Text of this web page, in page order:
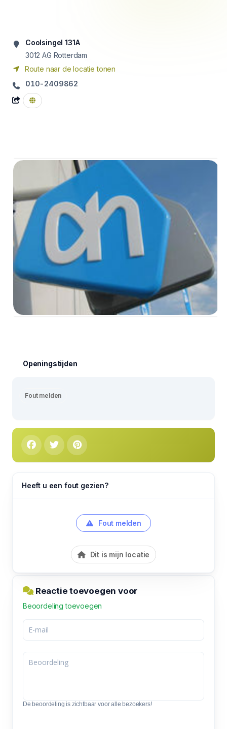
Coolsingel 131A
3012 AG Rotterdam
Route naar de locatie tonen
010-2409862
Openingstijden
Fout melden
Heeft u een fout gezien?
Fout melden
Dit is mijn locatie
Reactie toevoegen voor
Beoordeling toevoegen
De beoordeling is zichtbaar voor alle bezoekers!